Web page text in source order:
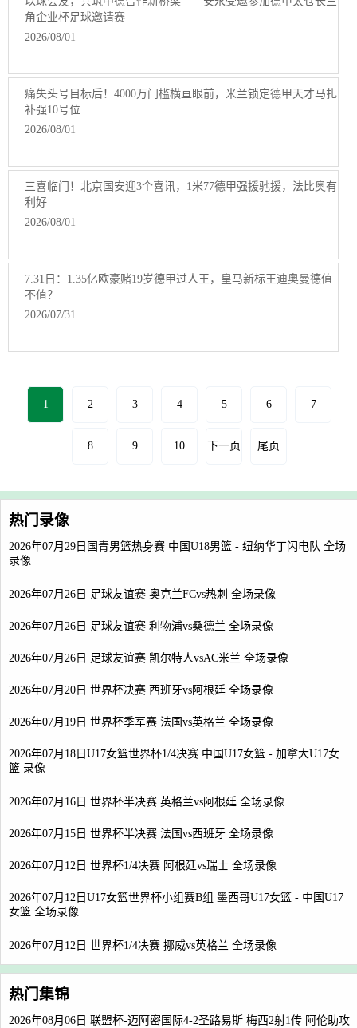
角企业杯足球邀请赛
2026/08/01
痛失头号目标后！4000万门槛横亘眼前，米兰锁定德甲天才马扎
补强10号位
2026/08/01
三喜临门！北京国安迎3个喜讯，1米77德甲强援驰援，法比奥有
利好
2026/08/01
7.31日：1.35亿欧豪赌19岁德甲过人王，皇马新标王迪奥曼德值
不值？
2026/07/31
1 2 3 4 5 6 7
8 9 10 下一页 尾页
热门录像
2026年07月29日国青男篮热身赛 中国U18男篮 - 纽纳华丁闪电队 全场
录像
2026年07月26日 足球友谊赛 奥克兰FCvs热刺 全场录像
2026年07月26日 足球友谊赛 利物浦vs桑德兰 全场录像
2026年07月26日 足球友谊赛 凯尔特人vsAC米兰 全场录像
2026年07月20日 世界杯决赛 西班牙vs阿根廷 全场录像
2026年07月19日 世界杯季军赛 法国vs英格兰 全场录像
2026年07月18日U17女篮世界杯1/4决赛 中国U17女篮 - 加拿大U17女
篮 录像
2026年07月16日 世界杯半决赛 英格兰vs阿根廷 全场录像
2026年07月15日 世界杯半决赛 法国vs西班牙 全场录像
2026年07月12日 世界杯1/4决赛 阿根廷vs瑞士 全场录像
2026年07月12日U17女篮世界杯小组赛B组 墨西哥U17女篮 - 中国U17
女篮 全场录像
2026年07月12日 世界杯1/4决赛 挪威vs英格兰 全场录像
热门集锦
2026年08月06日 联盟杯-迈阿密国际4-2圣路易斯 梅西2射1传 阿伦助攻